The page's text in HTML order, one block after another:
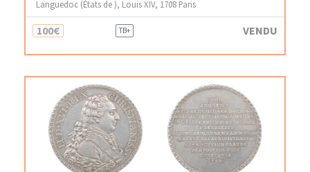
Languedoc (États de ), Louis XIV, 1708 Paris
100€ TB+ VENDU